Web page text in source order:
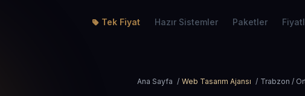
Tek Fiyat Hazır Sistemler Paketler
Ana Sayfa / Web Tasarım Ajansı / Trabzon /